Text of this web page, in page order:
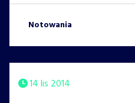
Notowania
14 lis 2014